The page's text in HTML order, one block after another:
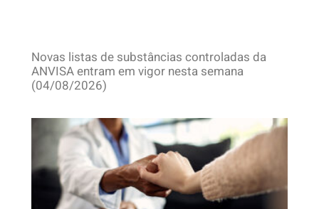
Novas listas de substâncias controladas da
ANVISA entram em vigor nesta semana
(04/08/2026)